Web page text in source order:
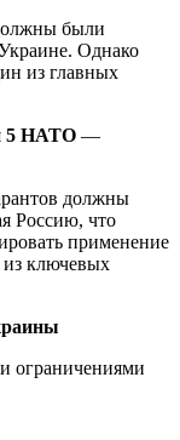
были
Однако
из главных
5 НАТО —
должны
Россию, что
применение
ключевых
ограничениями